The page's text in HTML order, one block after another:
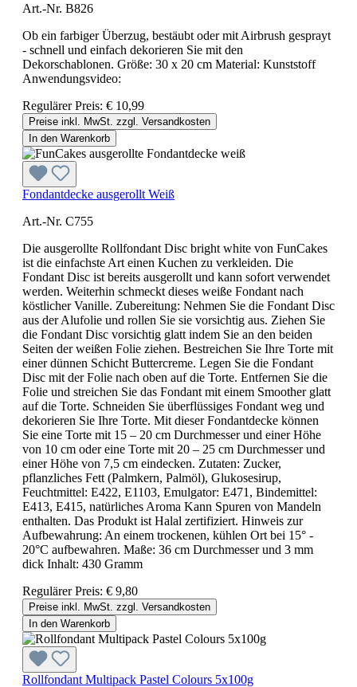
Art.-Nr. B826
Ob ein farbiger Überzug, bestäubt oder mit Airbrush gesprayt
- schnell und einfach dekorieren Sie mit den
Dekorschablonen. Größe: 30 x 20 cm Material: Kunststoff
Anwendungsvideo:
Regulärer Preis: € 10,99
Preise inkl. MwSt. zzgl. Versandkosten
In den Warenkorb
Fondantdecke ausgerollt Weiß
Art.-Nr. C755
Die ausgerollte Rollfondant Disc bright white von FunCakes
ist die einfachste Art einen Kuchen zu verkleiden. Die
Fondant Disc ist bereits ausgerollt und kann sofort verwendet
werden. Weiterhin schmeckt dieses weiße Fondant nach
köstlicher Vanille. Zubereitung: Nehmen Sie die Fondant Disc
aus der Alufolie und rollen Sie sie vorsichtig aus. Ziehen Sie
die Fondant Disc vorsichtig glatt indem Sie an den beiden
Seiten der weißen Folie ziehen. Bestreichen Sie Ihre Torte mit
einer dünnen Schicht Buttercreme. Legen Sie die Fondant
Disc mit der Folie nach oben auf die Torte. Entfernen Sie die
Folie und streichen Sie das Fondant mit einem Smoother glatt
auf die Torte. Schneiden Sie überflüssiges Fondant weg und
dekorieren Sie Ihre Torte. Mit dieser Fondantdecke können
Sie eine Torte mit 15 – 20 cm Durchmesser und einer Höhe
von 10 cm oder eine Torte mit 20 – 25 cm Durchmesser und
einer Höhe von 7,5 cm eindecken. Zutaten: Zucker,
pflanzliches Fett (Palmkern, Palmöl), Glukosesirup,
Feuchtmittel: E422, E1103, Emulgator: E471, Bindemittel:
E413, E415, natürliches Aroma Kann Spuren von Mandeln
enthalten. Das Produkt ist Halal zertifiziert. Hinweis zur
Aufbewahrung: An einem trockenen, kühlen Ort bei 15° -
20°C aufbewahren. Maße: 36 cm Durchmesser und 3 mm
dick Inhalt: 430 Gramm
Regulärer Preis: € 9,80
Preise inkl. MwSt. zzgl. Versandkosten
In den Warenkorb
Rollfondant Multipack Pastel Colours 5x100g